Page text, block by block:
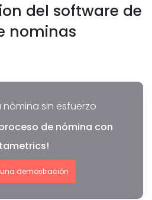
del software de
nominas
nómina sin esfuerzo
de nómina con
demostración